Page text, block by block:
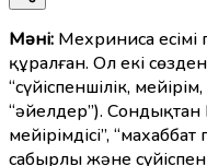
Мәні: Мехриниса есімі
құралған. Ол екі
“сүйіспеншілік,
“әйелдер”). Сондықтан
мейірімдісі”,
сабырлы және